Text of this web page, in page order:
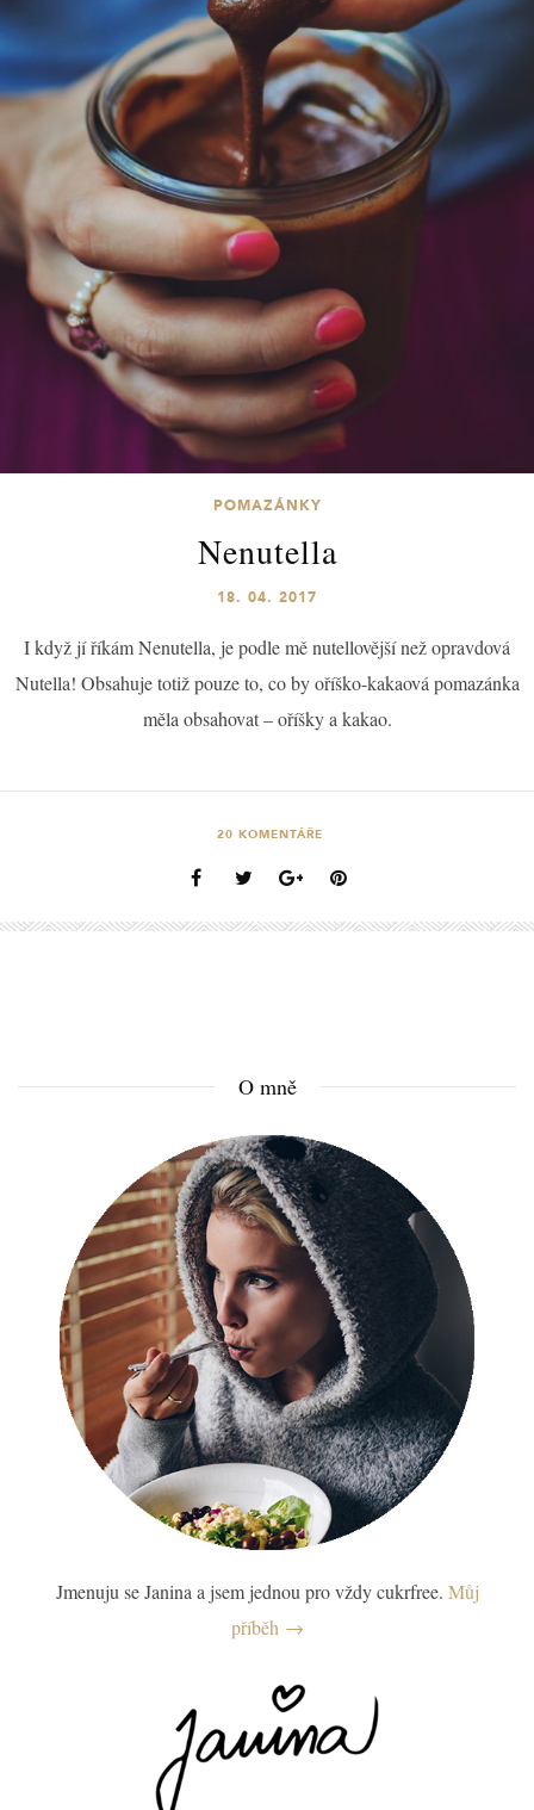
POMAZÁNKY
Nenutella
18. 04. 2017
I když jí říkám Nenutella, je podle mě nutellovější než opravdová
Nutella! Obsahuje totiž pouze to, co by oříško-kakaová pomazánka
měla obsahovat – oříšky a kakao.
20 KOMENTÁŘE
O mně
Jmenuju se Janina a jsem jednou pro vždy cukrfree. Můj
příběh →